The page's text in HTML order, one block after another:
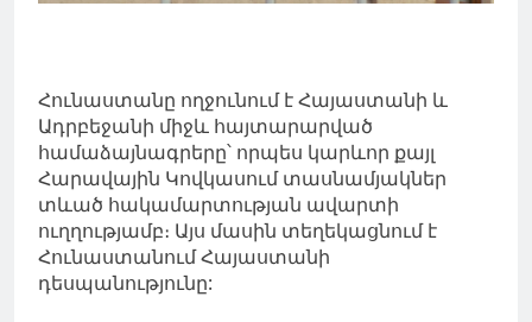
Հունաստանը ողջունում է Հայաստանի և
Ադրբեջանի միջև հայտարարված
համաձայնագրերը՝ որպես կարևոր քայլ
Հարավային Կովկասում տասնամյակներ
տևած հակամարտության ավարտի
ուղղությամբ։ Այս մասին տեղեկացնում է
Հունաստանում Հայաստանի
դեսպանությունը: